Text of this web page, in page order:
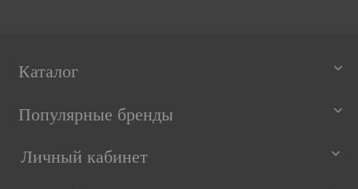
Каталог
Популярные бренды
Личный кабинет